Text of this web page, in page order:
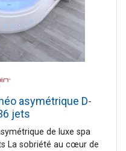
asymétrique D-
jets
de luxe spa
La sobriété au cœur de